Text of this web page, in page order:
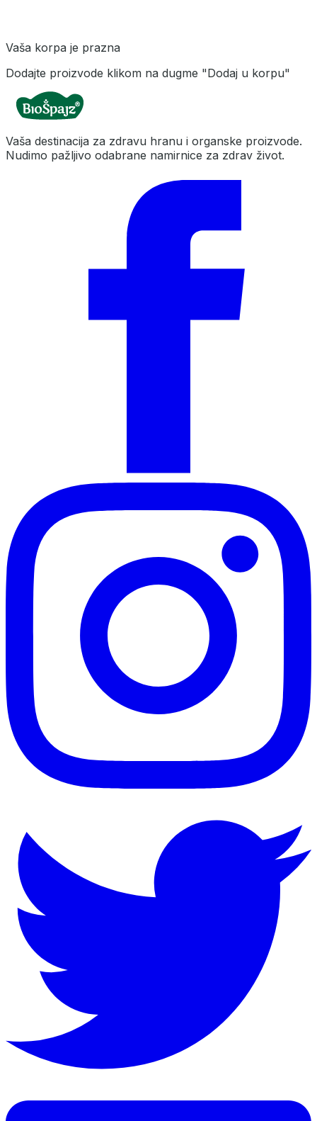
Vaša korpa je prazna
Dodajte proizvode klikom na dugme "Dodaj u korpu"
Vaša destinacija za zdravu hranu i organske proizvode.
Nudimo pažljivo odabrane namirnice za zdrav život.